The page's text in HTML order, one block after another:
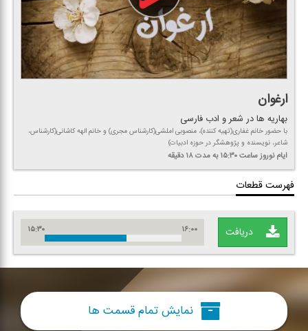
ارغوان
بهاریه ها در شعر و ادب فارسی
با حضور خانم غفاری(تهیه كننده)، منصوبی املشی(كارشناس مجری) و خانم الهه كاشانی(كارشناس،
شاعر، نویسنده و پژوهشگر در حوزه ادبیات)
ایام نوروزساعت ۱۵:۳۰ به مدت ۱۸ دقیقه
فهرست قطعات
دریافت ۱۵:۳۰ ۱۶:۰۰
نمایش تمام قسمت ها